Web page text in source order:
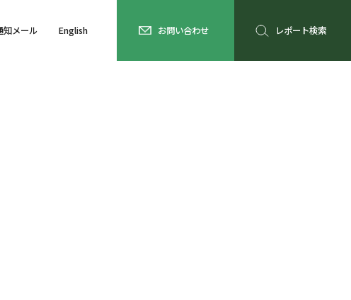
知メール English お問い合わせ レポート検索